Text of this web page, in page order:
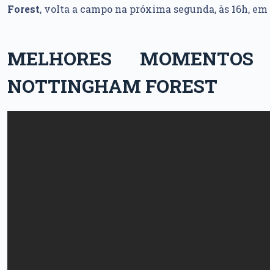
Forest, volta a campo na próxima segunda, às 16h,
MELHORES
NOTTINGHAM FOREST